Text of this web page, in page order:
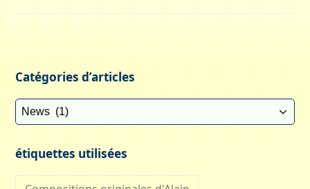
Catégories d’articles
Catégories
d’articles
étiquettes utilisées